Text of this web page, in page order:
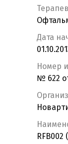
Дата
Номер
№ 622